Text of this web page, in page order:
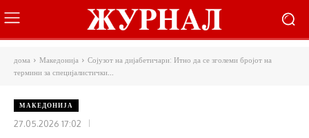
дома Македонија
Сојузот на дијабетичари: Итно да се зголеми бројот на
термини за специјалистички...
МАКЕДОНИЈА
27.05.2026 17:02